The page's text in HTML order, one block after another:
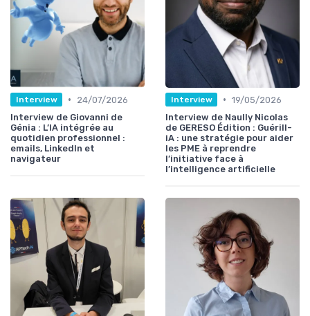
Interview •
24/07/2026
Interview de Giovanni de
Génia : L’IA intégrée au
quotidien professionnel :
emails, LinkedIn et
navigateur
Interview • 19/05/2026
Interview de Naully Nicolas
de GERESO Édition : Guérill-
iA : une stratégie pour aider
les PME à reprendre
l’initiative face à
l’intelligence artificielle